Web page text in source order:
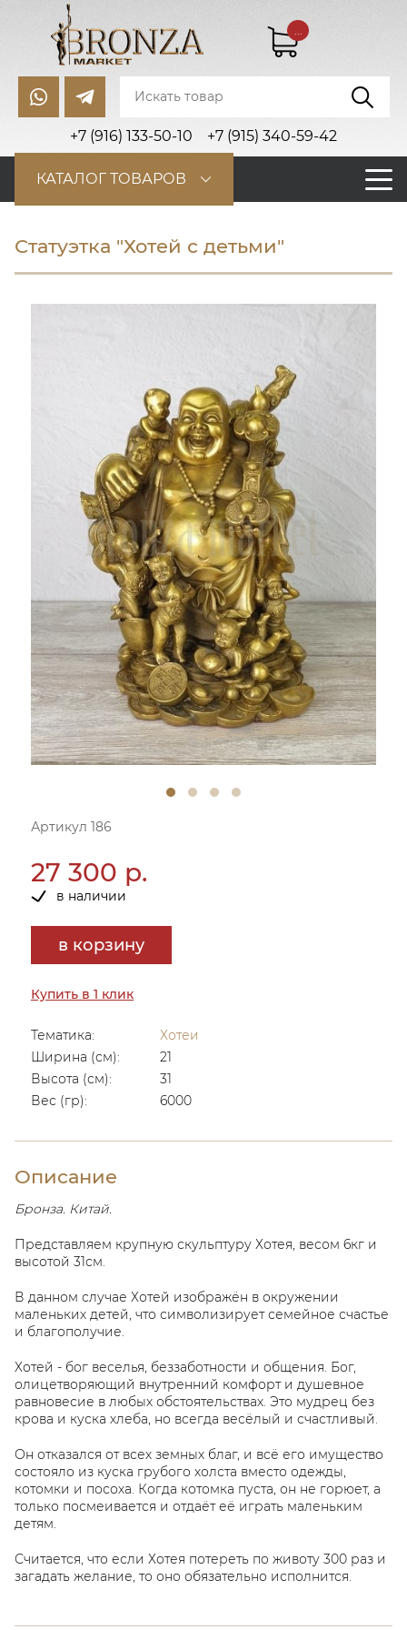
+7 (916) 133-50-10 +7 (915) 340-59-42
...
КАТАЛОГ ТОВАРОВ
Статуэтка "Хотей с детьми"
Артикул 186
27 300 р.
в наличии
в корзину
Купить в 1 клик
Тематика:
Хотеи
Ширина (см):
21
Высота (см):
31
Вес (гр):
6000
Описание
Бронза. Китай.
Представляем крупную скульптуру Хотея, весом 6кг и
высотой 31см.
В данном случае Хотей изображён в окружении
маленьких детей, что символизирует семейное счастье
и благополучие.
Хотей - бог веселья, беззаботности и общения. Бог,
олицетворяющий внутренний комфорт и душевное
равновесие в любых обстоятельствах. Это мудрец без
крова и куска хлеба, но всегда весёлый и счастливый.
Он отказался от всех земных благ, и всё его имущество
состояло из куска грубого холста вместо одежды,
котомки и посоха. Когда котомка пуста, он не горюет, а
только посмеивается и отдаёт её играть маленьким
детям.
Считается, что если Хотея потереть по животу 300 раз и
загадать желание, то оно обязательно исполнится.